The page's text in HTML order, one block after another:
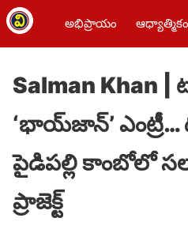
అభిప్రాయం ఆధ్యాత్మికం
Salman Khan
‘భాయ్‌జాన్’ ఎంట్రీ…
పైడిపల్లి కాంబోలో
ప్రాజెక్ట్